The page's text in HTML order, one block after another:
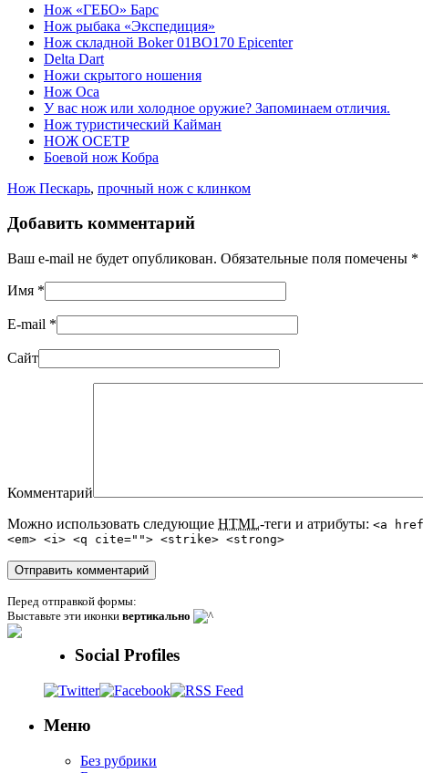
Нож «ГЕБО» Барс
Нож рыбака «Экспедиция»
Нож складной Boker 01BO170 Epicenter
Delta Dart
Ножи скрытого ношения
Нож Оса
У вас нож или холодное оружие? Запоминаем отличия.
Нож туристический Кайман
НОЖ ОСЕТР
Боевой нож Кобра
Нож Пескарь, прочный нож с клинком
Добавить комментарий
Ваш e-mail не будет опубликован. Обязательные поля помечены *
Имя *
E-mail *
Сайт
Комментарий
Можно использовать следующие HTML-теги и атрибуты: <a
<em> <i> <q cite=""> <strike> <strong>
Перед отправкой формы:
Выставьте эти иконки вертикально
Social Profiles
Меню
Без рубрики